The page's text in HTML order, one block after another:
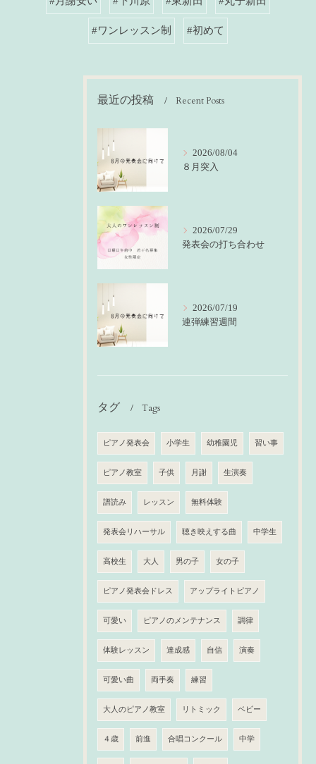
#ワンレッスン制 #初めて
最近の投稿 Recent Posts
2026/08/04
８月突入
2026/07/29
発表会の打ち合わせ
2026/07/19
連弾練習週間
タグ Tags
ピアノ発表会 小学生 幼稚園児 習い事
ピアノ教室 子供 月謝 生演奏
譜読み レッスン 無料体験
発表会リハーサル 聴き映えする曲 中学生
高校生 大人 男の子 女の子
ピアノ発表会ドレス アップライトピアノ
可愛い ピアノのメンテナンス 調律
体験レッスン 達成感 自信 演奏
可愛い曲 両手奏 練習
大人のピアノ教室 リトミック ベビー
４歳 前進 合唱コンクール 中学